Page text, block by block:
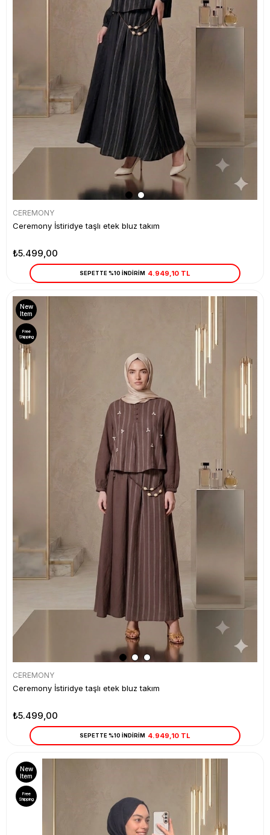
CEREMONY
Ceremony İstiridye taşlı etek bluz takım
₺5.499,00
SEPETTE %10 İNDİRİM 4.949,10 TL
CEREMONY
Ceremony İstiridye taşlı etek bluz takım
₺5.499,00
New
Item
Free
Shipping
SEPETTE %10 İNDİRİM 4.949,10 TL
New
Item
Free
Shipping